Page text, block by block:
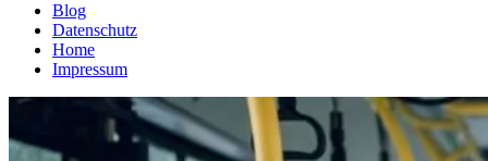
Blog
Datenschutz
Home
Impressum